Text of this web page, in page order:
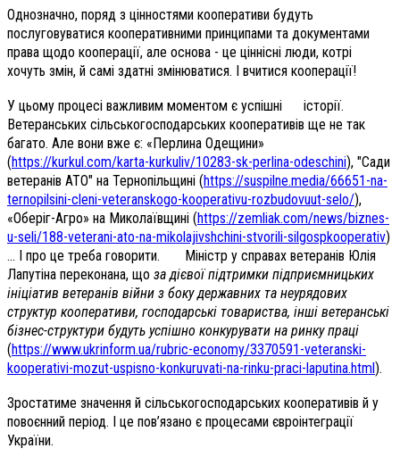
Однозначно, поряд з цінностями кооперативи будуть
послуговуватися кооперативними принципами та документами
права щодо кооперації, але основа - це ціннісні люди, котрі
хочуть змін, й самі здатні змінюватися. І вчитися кооперації!
У цьому процесі важливим моментом є успішні історії.
Ветеранських сільськогосподарських кооперативів ще не так
багато. Але вони вже є: «Перлина Одещини»
(https://kurkul.com/karta-kurkuliv/10283-sk-perlina-odeschini), "Сади
ветеранів АТО" на Тернопільщині (https://suspilne.media/66651-na-
ternopilsini-cleni-veteranskogo-kooperativu-rozbudovuut-selo/),
«Оберіг-Агро» на Миколаївщині (https://zemliak.com/news/biznes-
u-seli/188-veterani-ato-na-mikolajivshchini-stvorili-silgospkooperativ)
… І про це треба говорити. Міністр у справах ветеранів Юлія
Лапутіна переконана, що за дієвої підтримки підприємницьких
ініціатив ветеранів війни з боку державних та неурядових
структур кооперативи, господарські товариства, інші ветеранські
бізнес-структури будуть успішно конкурувати на ринку праці
(https://www.ukrinform.ua/rubric-economy/3370591-veteranski-
kooperativi-mozut-uspisno-konkuruvati-na-rinku-praci-laputina.html).
Зростатиме значення й сільськогосподарських кооперативів й у
повоєнний період. І це пов’язано є процесами євроінтеграції
України.